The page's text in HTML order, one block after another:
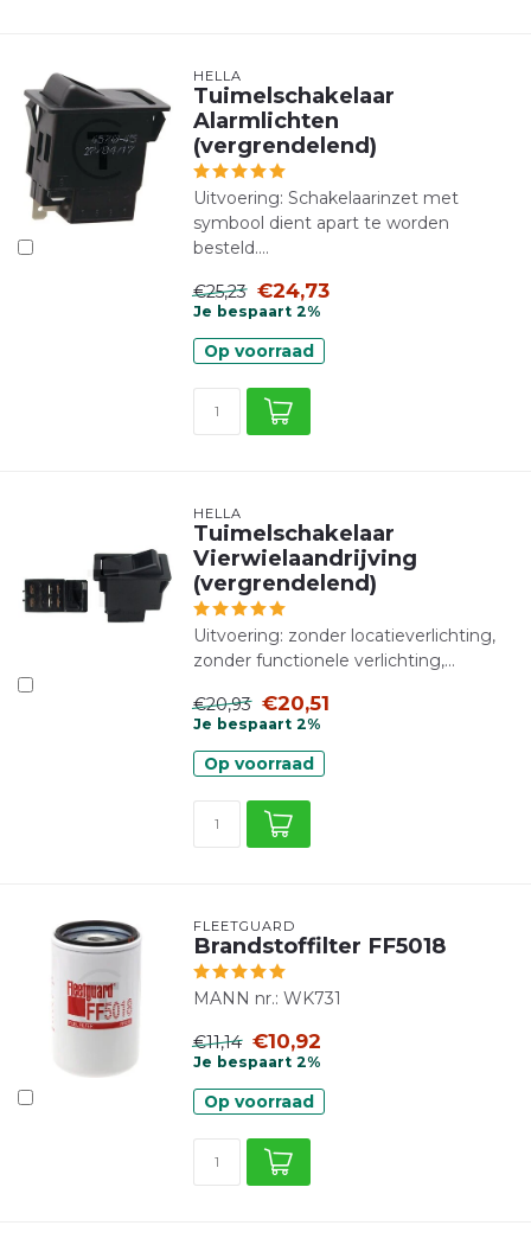
HELLA
Tuimelschakelaar
Alarmlichten
(vergrendelend)
Uitvoering: Schakelaarinzet met
symbool dient apart te worden
besteld....
€25,23 €24,73
Je bespaart 2%
Op voorraad
HELLA
Tuimelschakelaar
Vierwielaandrijving
(vergrendelend)
Uitvoering: zonder locatieverlichting,
zonder functionele verlichting,...
€20,93 €20,51
Je bespaart 2%
Op voorraad
FLEETGUARD
Brandstoffilter FF5018
MANN nr.: WK731
€11,14 €10,92
Je bespaart 2%
Op voorraad